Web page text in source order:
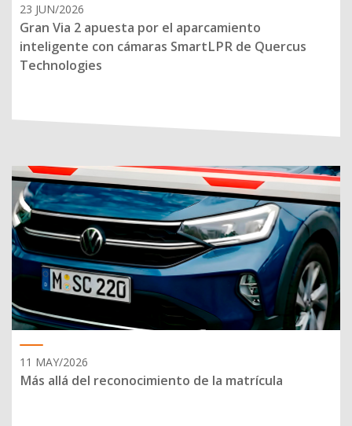
23 JUN/2026
Gran Via 2 apuesta por el aparcamiento
inteligente con cámaras SmartLPR de Quercus
Technologies
11 MAY/2026
Más allá del reconocimiento de la matrícula